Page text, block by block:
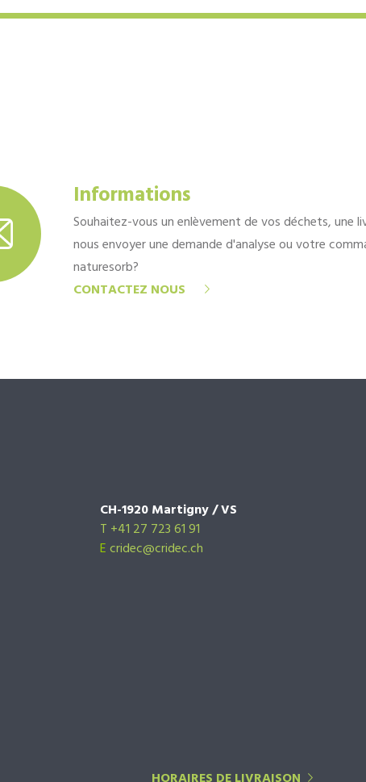
Informations
Souhaitez-vous un enlèvement de vos déchets, une
nous envoyer une demande d'analyse ou votre
naturesorb?
CONTACTEZ NOUS
CH-1920 Martigny / VS
T +41 27 723 61 91
Ecridec@cridec.ch